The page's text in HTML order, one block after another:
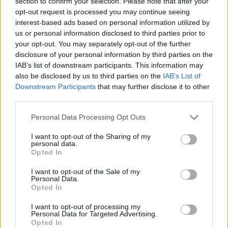
opt-out request is processed you may continue seeing
interest-based ads based on personal information utilized by
us or personal information disclosed to third parties prior to
your opt-out. You may separately opt-out of the further
disclosure of your personal information by third parties on the
IAB’s list of downstream participants. This information may
also be disclosed by us to third parties on the IAB’s List of
Downstream Participants that may further disclose it to other
Personal Data Processing Opt Outs
I want to opt-out of the Sharing of my
personal data.
Opted In
I want to opt-out of the Sale of my
Personal Data.
Opted In
I want to opt-out of processing my
Personal Data for Targeted Advertising.
Opted In
εθνικούς θριάμβους αλλά και ταπεινώσεις … με
λίγα λόγια πέρασε από μπροστά του όλη η
ιστορία του τόπου , και των ανθρώπων οι μικρές
και μεγάλες στιγμές .
«Καταποντίζομαι στα χρόνια που
ξεφλουδίζονται σα φίδια»
κάποια στιγμή (πάνε 1-2 χρόνια τώρα) έτσι
ξαφνικά και ανελέητα , όπως συμβαίνει πάντα
με τα παλιά σπίτια , ήρθε ο «δράκος» και το
κατασπάραξε . Στη θέση που στεκόταν αυτό το
ιστορικό , όμορφο , ζεστό , ανθρώπινο σπίτι ,
απέμεινε ένα οικόπεδο γεμάτο από τα λείψανά
του ( κεραμίδια σπασμένα , θραύσματα από τα
τζάμια του , πέτρες που δεν μπόρεσε να πάρει ο